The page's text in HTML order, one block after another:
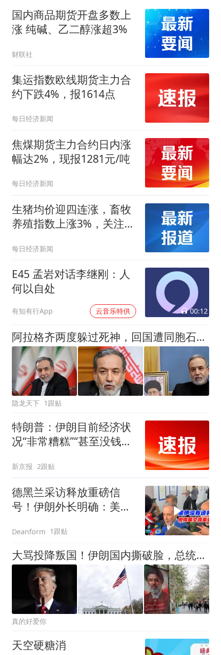
国内商品期货开盘多数上
涨 纯碱、乙二醇涨超3%
财联社
集运指数欧线期货主力合
约下跌4%，报1614点
每日经济新闻
焦煤期货主力合约日内涨
幅达2%，现报1281元/吨
每日经济新闻
生猪均价迎四连涨，畜牧
养殖指数上涨3%，关注养
配置价值
每日经济新闻
E45 孟岩对话李继刚：人
何以自处
有知有行App 云音乐特供 00:12
阿拉格齐两度躲过死神，回国遭同胞石块围攻，裂痕彻底藏不住了
隐龙天下 1跟贴
特朗普：伊朗目前经济状
况“非常糟糕”“甚至没钱支
新京报 2跟贴
德黑兰采访释放重磅信
号！伊朗外长明确：美伊
Deanform 1跟贴
大骂投降叛国！伊朗国内撕破脸，总统苦劝：学学中国，枪口已对内
真的好爱你
天空硬糖消